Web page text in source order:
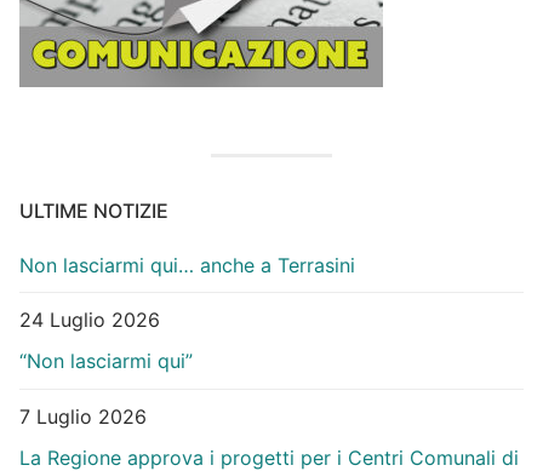
ULTIME NOTIZIE
Non lasciarmi qui… anche a Terrasini
24 Luglio 2026
“Non lasciarmi qui”
7 Luglio 2026
La Regione approva i progetti per i Centri Comunali di